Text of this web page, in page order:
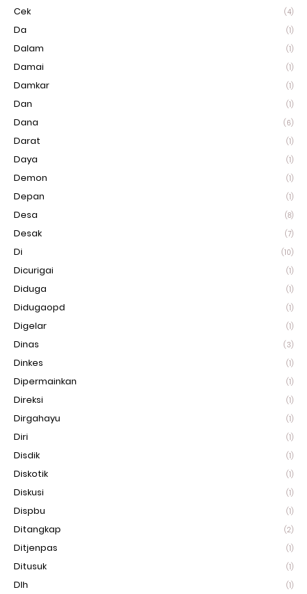
Cek (4)
Da (1)
Dalam (1)
Damai (1)
Damkar (1)
Dan (1)
Dana (6)
Darat (1)
Daya (1)
Demon (1)
Depan (1)
Desa (8)
Desak (7)
Di (10)
Dicurigai (1)
Diduga (1)
Didugaopd (1)
Digelar (1)
Dinas (3)
Dinkes (1)
Dipermainkan (1)
Direksi (1)
Dirgahayu (1)
Diri (1)
Disdik (1)
Diskotik (1)
Diskusi (1)
Dispbu (1)
Ditangkap (2)
Ditjenpas (1)
Ditusuk (1)
Dlh (1)